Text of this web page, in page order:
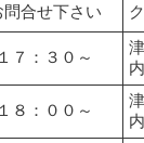
問合せ下さい
１７：３０～
１８：００～